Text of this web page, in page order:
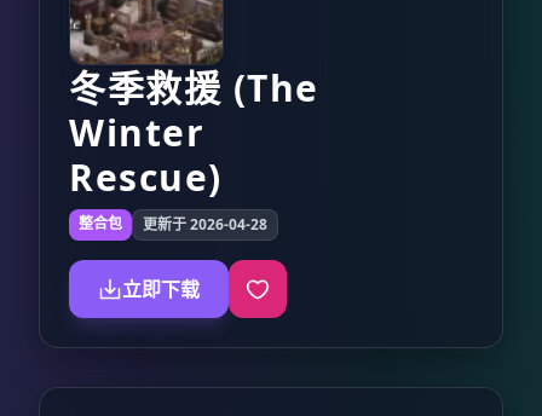
冬季救援 (The
Winter
Rescue)
整合包 更新于 2026-04-28
立即下载